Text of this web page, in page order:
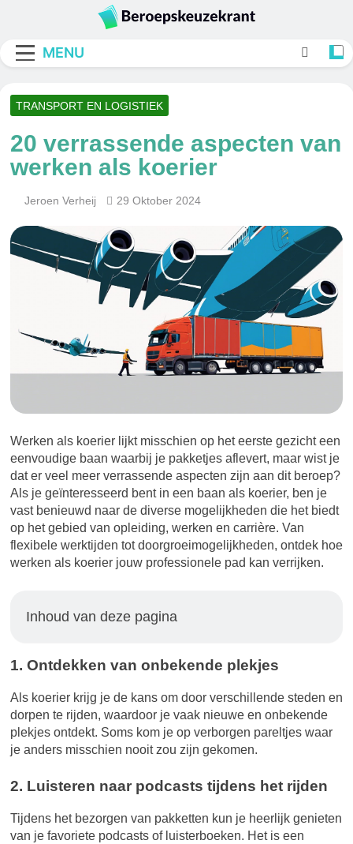
content
MENU
TRANSPORT EN LOGISTIEK
20 verrassende aspecten van
werken als koerier
Jeroen Verheij 29 Oktober 2024
Werken als koerier lijkt misschien op het eerste gezicht een
eenvoudige baan waarbij je pakketjes aflevert, maar wist je
dat er veel meer verrassende aspecten zijn aan dit beroep?
Als je geïnteresseerd bent in een baan als koerier, ben je
vast benieuwd naar de diverse mogelijkheden die het biedt
op het gebied van opleiding, werken en carrière. Van
flexibele werktijden tot doorgroeimogelijkheden, ontdek hoe
werken als koerier jouw professionele pad kan verrijken.
Inhoud van deze pagina
1. Ontdekken van onbekende plekjes
Als koerier krijg je de kans om door verschillende steden en
dorpen te rijden, waardoor je vaak nieuwe en onbekende
plekjes ontdekt. Soms kom je op verborgen pareltjes waar
je anders misschien nooit zou zijn gekomen.
2. Luisteren naar podcasts tijdens het rijden
Tijdens het bezorgen van pakketten kun je heerlijk genieten
van je favoriete podcasts of luisterboeken. Het is een